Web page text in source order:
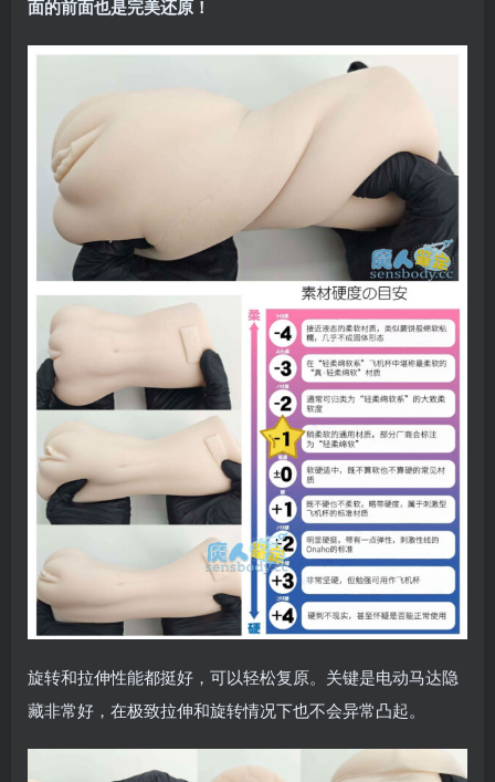
面的前面也是完美还原！
旋转和拉伸性能都挺好，可以轻松复原。关键是电动马达隐
藏非常好，在极致拉伸和旋转情况下也不会异常凸起。